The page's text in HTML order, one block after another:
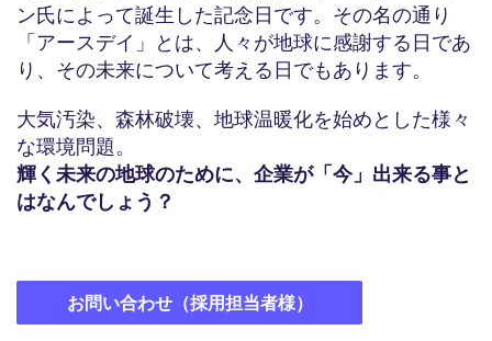
ン氏によって誕生した記念日です。その名の通り
「アースデイ」とは、人々が地球に感謝する日であ
り、その未来について考える日でもあります。
大気汚染、森林破壊、地球温暖化を始めとした様々
な環境問題。
輝く未来の地球のために、企業が「今」出来る事と
はなんでしょう？
お問い合わせ（採用担当者様）